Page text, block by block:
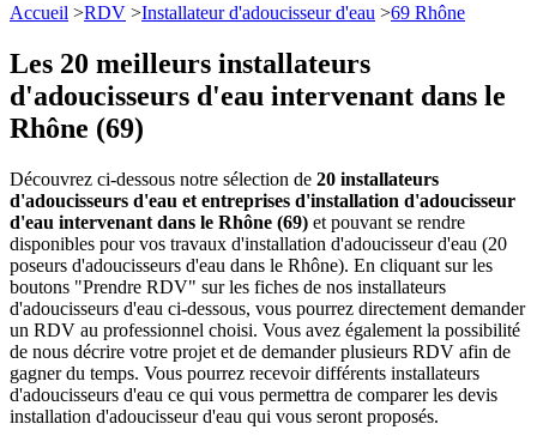
Accueil >RDV >Installateur d'adoucisseur d'eau >69 Rhône
Les 20 meilleurs installateurs
d'adoucisseurs d'eau intervenant dans le
Rhône (69)
Découvrez ci-dessous notre sélection de 20 installateurs
d'adoucisseurs d'eau et entreprises d'installation d'adoucisseur
d'eau intervenant dans le Rhône (69) et pouvant se rendre
disponibles pour vos travaux d'installation d'adoucisseur d'eau (20
poseurs d'adoucisseurs d'eau dans le Rhône). En cliquant sur les
boutons "Prendre RDV" sur les fiches de nos installateurs
d'adoucisseurs d'eau ci-dessous, vous pourrez directement demander
un RDV au professionnel choisi. Vous avez également la possibilité
de nous décrire votre projet et de demander plusieurs RDV afin de
gagner du temps. Vous pourrez recevoir différents installateurs
d'adoucisseurs d'eau ce qui vous permettra de comparer les devis
installation d'adoucisseur d'eau qui vous seront proposés.